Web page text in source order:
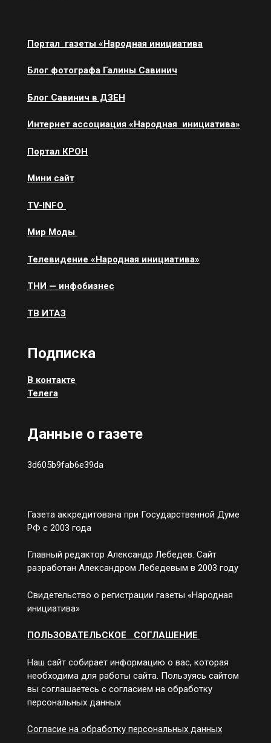
Портал газеты «Народная инициатива
Блог фотографа Галины Савинич
Блог Савинич в ДЗЕН
Интернет ассоциация «Народная инициатива»
Портал КРОН
Мини сайт
ТV-INFO
Мир Моды
Телевидение «Народная инициатива»
ТНИ — инфобизнес
ТВ ИТАЗ
Подписка
В контакте
Телега
Данные о газете
3d605b9fab6e39da
Газета аккредитована при Государственной Думе
РФ с 2003 года
Главный редактор Александр Лебедев. Сайт
разработан Александром Лебедевым в 2003 году
Свидетельство о регистрации газеты «Народная
инициатива»
ПОЛЬЗОВАТЕЛЬСКОЕ СОГЛАШЕНИЕ
Наш сайт собирает информацию о вас, которая
необходима для работы сайта. Пользуясь сайтом
вы соглашаетесь с согласием на обработку
персональных данных
Согласие на обработку персональных данных